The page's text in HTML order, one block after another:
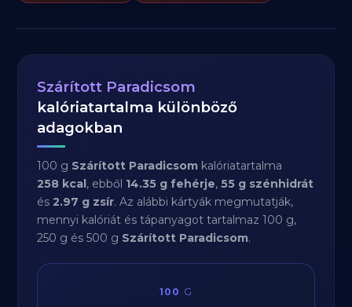
Szárított Paradicsom
kalóriatartalma különböző
adagokban
100 g Szárított Paradicsom kalóriatartalma
258 kcal, ebből 14.35 g fehérje,55 g szénhidrát
és2.97 g zsír. Az alábbi kártyák megmutatják,
mennyi kalóriát és tápanyagot tartalmaz 100 g,
250 g és 500 g Szárított Paradicsom.
100 G